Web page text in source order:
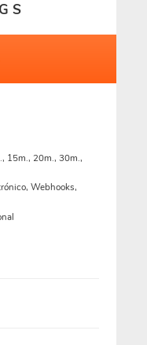
S
15m., 20m., 30m.,
Webhooks,